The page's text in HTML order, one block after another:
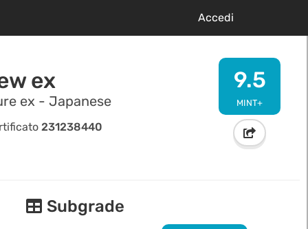
Accedi
ex
ex - Japanese
231238440
9.5
MINT+
Subgrade